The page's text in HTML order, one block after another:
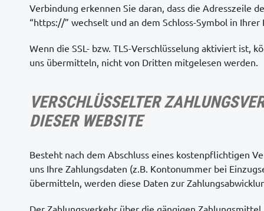
Verbindung erkennen Sie daran, dass die Adresszeile
“https://” wechselt und an dem Schloss-Symbol in Ihrer
Wenn die SSL- bzw. TLS-Verschlüsselung aktiviert ist,
uns übermitteln, nicht von Dritten mitgelesen werden.
VERSCHLÜSSELTER
DIESER WEBSITE
Besteht nach dem Abschluss eines kostenpflichtigen
uns Ihre Zahlungsdaten (z.B. Kontonummer bei
übermitteln, werden diese Daten zur
Der Zahlungsverkehr über die gängigen Zahlungsmittel